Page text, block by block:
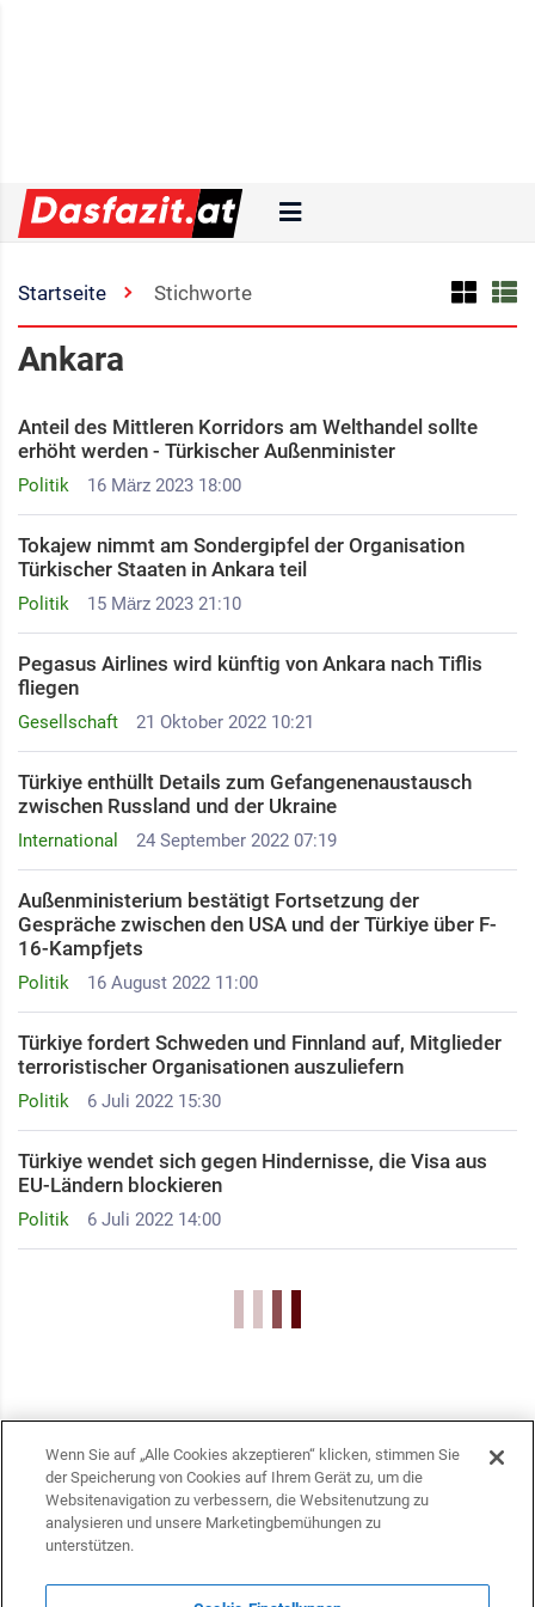
Startseite Stichworte
Ankara
Politik 16 März 2023 18:00
Anteil des Mittleren Korridors am Welthandel sollte
erhöht werden - Türkischer Außenminister
Politik 15 März 2023 21:10
Tokajew nimmt am Sondergipfel der Organisation
Türkischer Staaten in Ankara teil
Gesellschaft 21 Oktober 2022 10:21
Pegasus Airlines wird künftig von Ankara nach Tiflis
fliegen
International 24 September 2022 07:19
Türkiye enthüllt Details zum Gefangenenaustausch
zwischen Russland und der Ukraine
Politik 16 August 2022 11:00
Außenministerium bestätigt Fortsetzung der
Gespräche zwischen den USA und der Türkiye über F-
16-Kampfjets
Politik 6 Juli 2022 15:30
Türkiye fordert Schweden und Finnland auf, Mitglieder
terroristischer Organisationen auszuliefern
Politik 6 Juli 2022 14:00
Türkiye wendet sich gegen Hindernisse, die Visa aus
EU-Ländern blockieren
Wenn Sie auf „Alle Cookies akzeptieren“ klicken, stimmen Sie
der Speicherung von Cookies auf Ihrem Gerät zu, um die
Websitenavigation zu verbessern, die Websitenutzung zu
analysieren und unsere Marketingbemühungen zu
unterstützen.